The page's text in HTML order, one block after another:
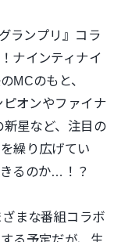
ランプリ』コラ
ナインティナイ
MCのもと、
オンやファイナ
星など、注目の
繰り広げてい
るのか…！？
まな番組コラボ